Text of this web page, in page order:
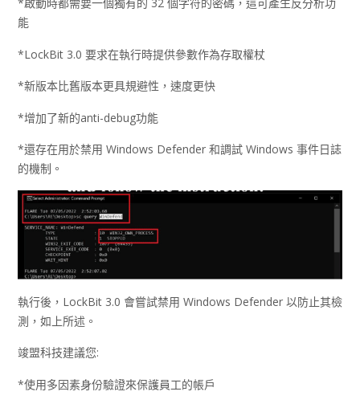
*啟動時都需要一個獨有的 32 個字符的密碼，這可產生反分析功
能
*LockBit 3.0 要求在執行時提供參數作為存取權杖
*新版本比舊版本更具規避性，速度更快
*增加了新的anti-debug功能
*還存在用於禁用 Windows Defender 和調試 Windows 事件日誌
的機制。
執行後，LockBit 3.0 會嘗試禁用 Windows Defender 以防止其檢
測，如上所述。
竣盟科技建議您:
*使用多因素身份驗證來保護員工的帳戶